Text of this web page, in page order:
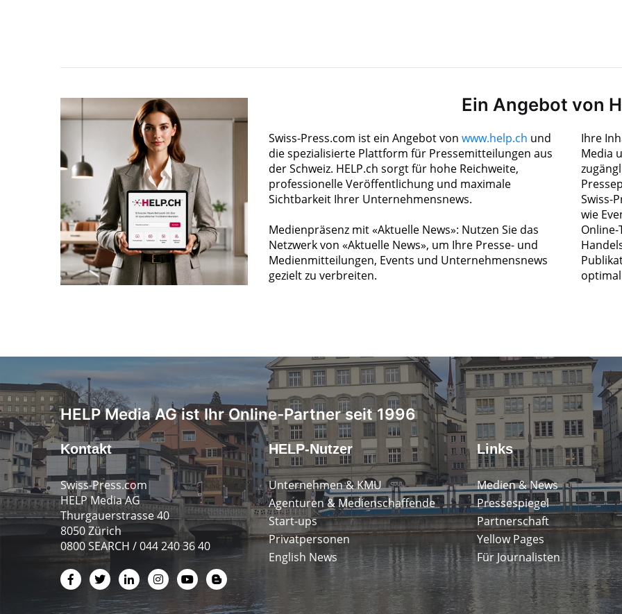
Ein Angebot von
Swiss-Press.com ist ein Angebot von www.help.ch und
die spezialisierte Plattform für Pressemitteilungen aus
der Schweiz. HELP.ch sorgt für hohe Reichweite,
professionelle Veröffentlichung und maximale
Sichtbarkeit Ihrer Unternehmensnews.
Medienpräsenz mit «Aktuelle News»: Nutzen Sie das
Netzwerk von «Aktuelle News», um Ihre Presse- und
Medienmitteilungen, Events und Unternehmensnews
gezielt zu verbreiten.
Ihre
Media
Swiss-
wie
HELP Media AG ist Ihr Online-Partner seit 1996
Kontakt
Swiss-Press.com
HELP Media AG
Thurgauerstrasse 40
8050 Zürich
0800 SEARCH / 044 240 36 40
HELP-Nutzer
Unternehmen & KMU
Agenturen & Medienschaffende
Start-ups
Privatpersonen
English News
Links
Medien & News
Pressespiegel
Partnerschaft
Yellow Pages
Für Journalisten